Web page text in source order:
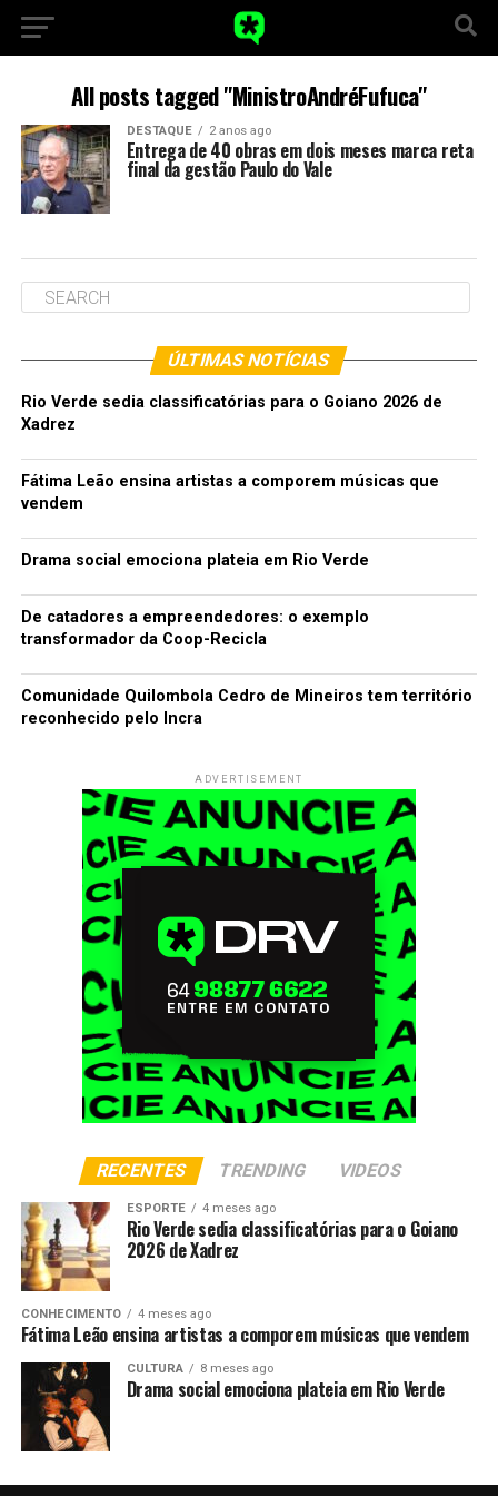
All posts tagged "MinistroAndréFufuca"
DESTAQUE 2 anos ago
Entrega de 40 obras em dois meses marca reta
final da gestão Paulo do Vale
ÚLTIMAS NOTÍCIAS
Rio Verde sedia classificatórias para o Goiano 2026 de
Xadrez
Fátima Leão ensina artistas a comporem músicas que
vendem
Drama social emociona plateia em Rio Verde
De catadores a empreendedores: o exemplo
transformador da Coop-Recicla
Comunidade Quilombola Cedro de Mineiros tem território
reconhecido pelo Incra
ADVERTISEMENT
RECENTES TRENDING VIDEOS
ESPORTE 4 meses ago
Rio Verde sedia classificatórias para o Goiano
2026 de Xadrez
CONHECIMENTO 4 meses ago
Fátima Leão ensina artistas a comporem músicas que vendem
CULTURA 8 meses ago
Drama social emociona plateia em Rio Verde